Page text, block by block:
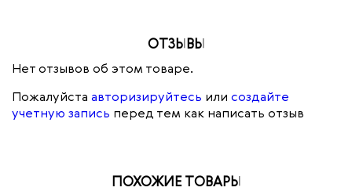
ОТЗЫВЫ
Нет отзывов об этом товаре.
Пожалуйста авторизируйтесь или создайте
учетную запись перед тем как написать отзыв
ПОХОЖИЕ ТОВАРЫ